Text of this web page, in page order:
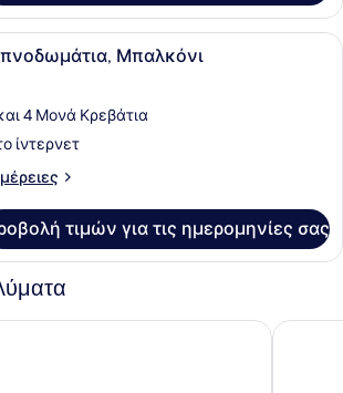
Ένα δωμάτιο ξενοδοχείου με ένα
Μπαλκόνι
4 Μονά Κρεβάτια
ίντερνετ
τιμών για τις ημερομηνίες σας